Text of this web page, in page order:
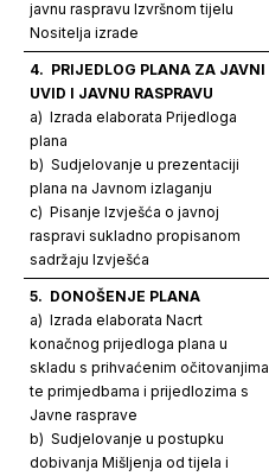
javnu raspravu Izvršnom tijelu
Nositelja izrade
4. PRIJEDLOG PLANA ZA JAVNI
UVID I JAVNU RASPRAVU
a) Izrada elaborata Prijedloga
plana
b) Sudjelovanje u prezentaciji
plana na Javnom izlaganju
c) Pisanje Izvješća o javnoj
raspravi sukladno propisanom
sadržaju Izvješća
5. DONOŠENJE PLANA
a) Izrada elaborata Nacrt
konačnog prijedloga plana u
skladu s prihvaćenim očitovanjima
te primjedbama i prijedlozima s
Javne rasprave
b) Sudjelovanje u postupku
dobivanja Mišljenja od tijela i